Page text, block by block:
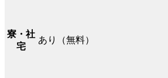
寮・社
宅
あり（無料）